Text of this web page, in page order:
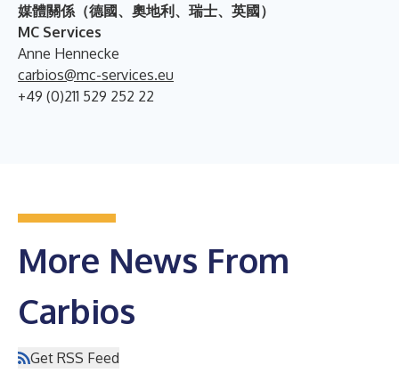
媒體關係（德國、奧地利、瑞士、英國）
MC Services
Anne Hennecke
carbios@mc-services.eu
+49 (0)211 529 252 22
More News From
Carbios
Get RSS Feed